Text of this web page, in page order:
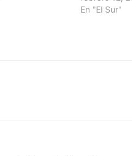
En "El Sur"